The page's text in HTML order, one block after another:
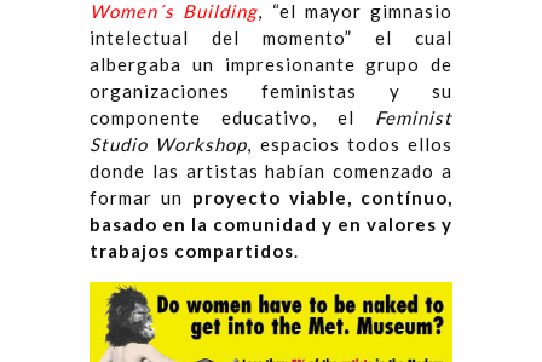
Women´s Building, “el mayor gimnasio
intelectual del momento” el cual
albergaba un impresionante grupo de
organizaciones feministas y su
componente educativo, el Feminist
Studio Workshop, espacios todos ellos
donde las artistas habían comenzado a
formar un proyecto viable, contínuo,
basado en la comunidad y en valores y
trabajos compartidos.